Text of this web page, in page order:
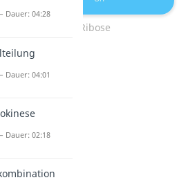
Bau der Ribose
Dauer: 04:28
Dauer: 04:01
Dauer: 02:18